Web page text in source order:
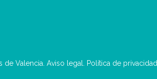
de Valencia. Aviso legal Política de privacidad